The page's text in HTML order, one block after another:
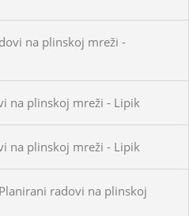
na plinskoj mreži -
na plinskoj mreži - Lipik
na plinskoj mreži - Lipik
radovi na plinskoj